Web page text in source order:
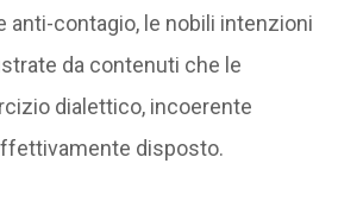
anti-contagio, le nobili intenzioni
da contenuti che le
dialettico, incoerente
disposto.